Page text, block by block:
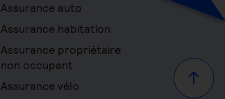
Haut
Assurance auto
Assurance habitation
Assurance propriétaire
non occupant
Assurance vélo